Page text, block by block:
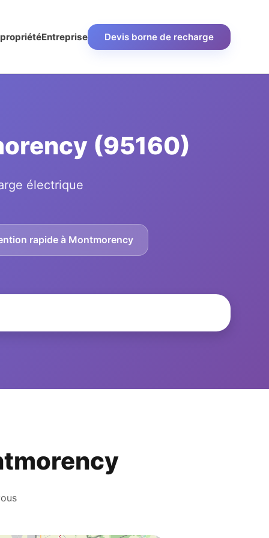
Entreprise Devis borne de recharge
(95160)
électrique
rapide à Montmorency